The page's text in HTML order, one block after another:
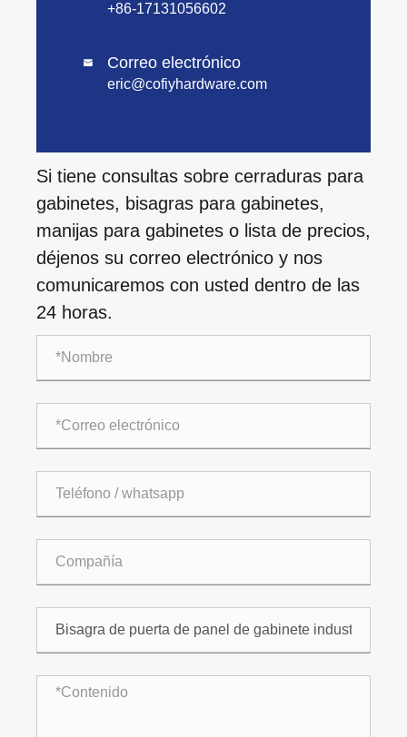
+86-17131056602
 Correo electrónico
eric@cofiyhardware.com
Si tiene consultas sobre cerraduras para
gabinetes, bisagras para gabinetes,
manijas para gabinetes o lista de precios,
déjenos su correo electrónico y nos
comunicaremos con usted dentro de las
24 horas.